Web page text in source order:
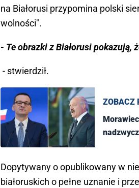
na Białorusi przypomina polski
wolności".
- Te obrazki z Białorusi pokazują,
- stwierdził.
ZOBACZ
Dopytywany o opublikowany w
białoruskich o pełne uznanie i